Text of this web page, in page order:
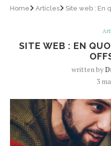
Home Articles Site web : En
SITE WEB : EN
written by
3